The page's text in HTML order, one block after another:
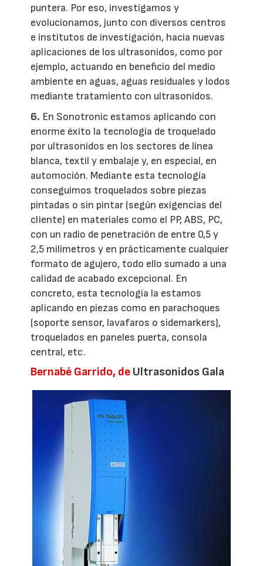
puntera. Por eso, investigamos y
evolucionamos, junto con diversos centros
e institutos de investigación, hacia nuevas
aplicaciones de los ultrasonidos, como por
ejemplo, actuando en beneficio del medio
ambiente en aguas, aguas residuales y lodos
mediante tratamiento con ultrasonidos.
6. En Sonotronic estamos aplicando con
enorme éxito la tecnología de troquelado
por ultrasonidos en los sectores de línea
blanca, textil y embalaje y, en especial, en
automoción. Mediante esta tecnología
conseguimos troquelados sobre piezas
pintadas o sin pintar (según exigencias del
cliente) en materiales como el PP, ABS, PC,
con un radio de penetración de entre 0,5 y
2,5 milímetros y en prácticamente cualquier
formato de agujero, todo ello sumado a una
calidad de acabado excepcional. En
concreto, esta tecnología la estamos
aplicando en piezas como en parachoques
(soporte sensor, lavafaros o sidemarkers),
troquelados en paneles puerta, consola
central, etc.
Bernabé Garrido, de Ultrasonidos Gala